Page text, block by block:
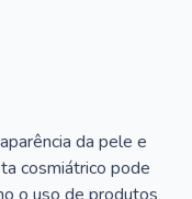
da pele e
cosmiátrico pode